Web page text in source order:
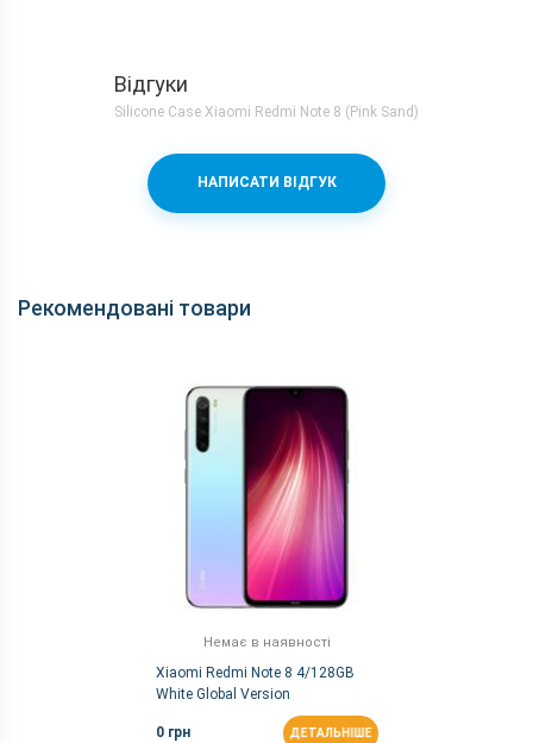
Відгуки
Silicone Case Xiaomi Redmi Note 8 (Pink Sand)
НАПИСАТИ ВІДГУК
Рекомендовані товари
Немає в наявності
Xiaomi Redmi Note 8 4/128GB
White Global Version
0 грн ДЕТАЛЬНІШЕ